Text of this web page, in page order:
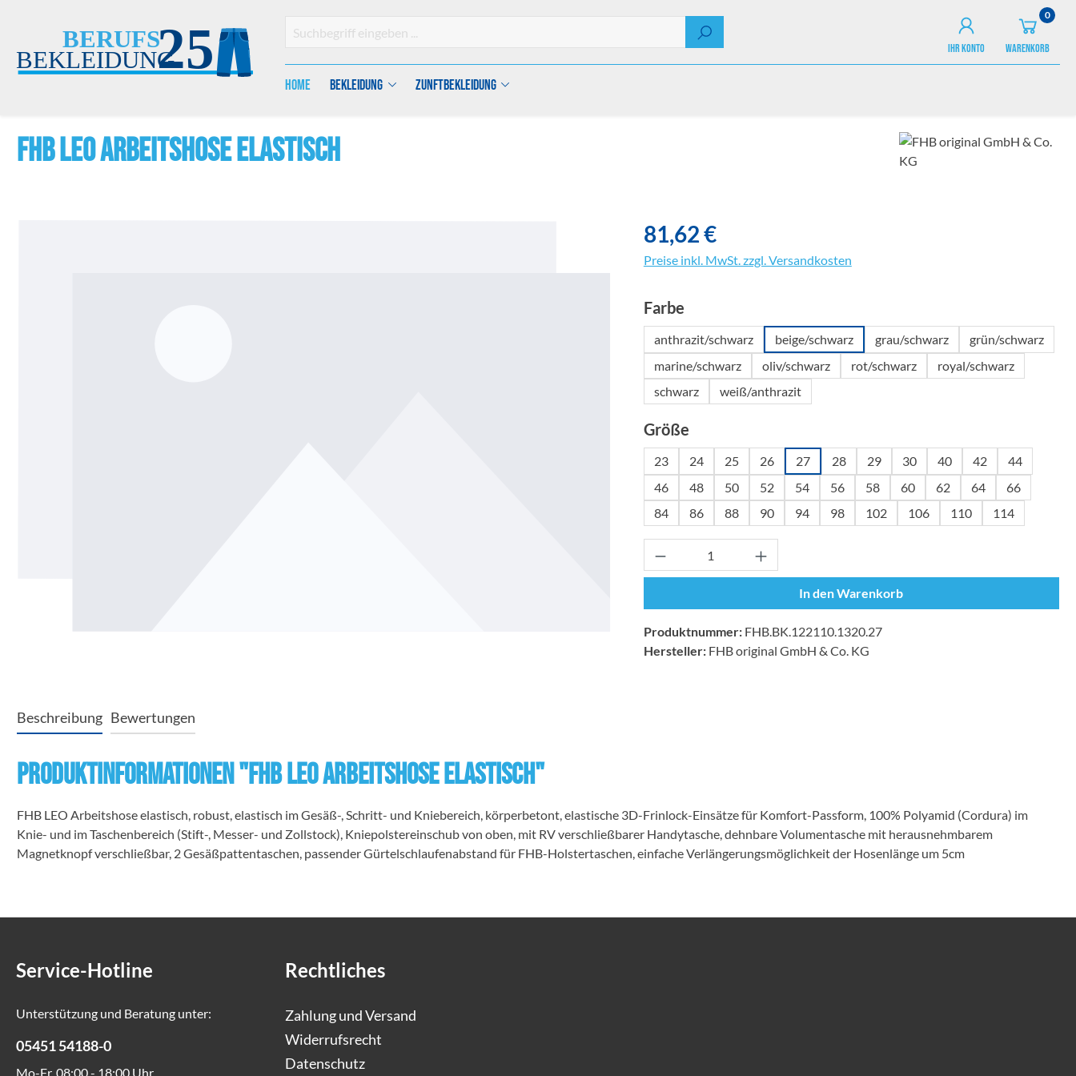
IHR KONTO
0
WARENKORB
Home Bekleidung Zunftbekleidung
FHB LEO Arbeitshose elastisch
81,62 €
Preise inkl. MwSt. zzgl. Versandkosten
Farbeauswählen
anthrazit/schwarz beige/schwarz grau/schwarz
grün/schwarz
marine/schwarz
oliv/schwarz rot/schwarz
royal/schwarz
schwarz
weiß/anthrazit
Größeauswählen
23 24 25 26 27 28 29 30 40 42
44
46
48 50 52 54 56 58 60 62 64
66
84
86 88 90 94 98 102 106 110 114
Produkt Anzahl: Gib den gewünschten Wert ein
In den Warenkorb
Produktnummer: FHB.BK.122110.1320.27
Hersteller: FHB original GmbH & Co. KG
Beschreibung Bewertungen
Produktinformationen "FHB LEO Arbeitshose elastisch"
FHB LEO Arbeitshose elastisch, robust, elastisch im Gesäß-, Schritt- und Kniebereich, körperbetont, elastische 3D-Frinlock-Einsätze für Komfort-Passform, 100% Polyamid (Cordura) im
Knie- und im Taschenbereich (Stift-, Messer- und Zollstock), Kniepolstereinschub von oben, mit RV verschließbarer Handytasche, dehnbare Volumentasche mit herausnehmbarem
Magnetknopf verschließbar, 2 Gesäßpattentaschen, passender Gürtelschlaufenabstand für FHB-Holstertaschen, einfache Verlängerungsmöglichkeit der Hosenlänge um 5cm
Service-Hotline
Unterstützung und Beratung unter:
05451 54188-0
Mo-Fr, 08:00 - 18:00 Uhr
Rechtliches
Zahlung und Versand
Widerrufsrecht
Datenschutz